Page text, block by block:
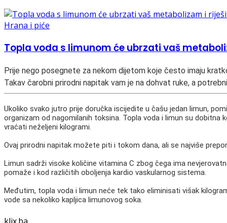
Hrana i piće
Topla voda s limunom će ubrzati vaš
Prije nego posegnete za nekom dijetom koje često imaju
Takav čarobni prirodni napitak vam je na dohvat ruke, a
Ukoliko svako jutro prije doručka iscijedite u čašu jedan limun,
organizam od nagomilanih toksina. Topla voda i limun su
vraćati neželjeni kilogrami.
Ovaj prirodni napitak možete piti i tokom dana, ali se najviše
Limun sadrži visoke količine vitamina C zbog čega ima
pomaže i kod različitih oboljenja kardio vaskularnog sistema.
Međutim, topla voda i limun neće tek tako eliminisati višak
vode sa nekoliko kapljica limunovog soka.
klix.ba